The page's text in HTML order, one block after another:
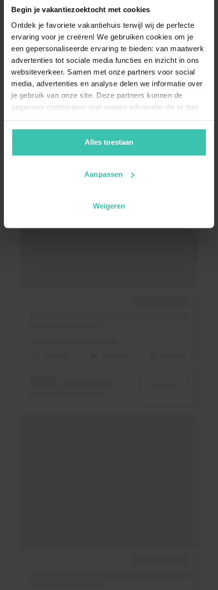
Begin je vakantiezoektocht met cookies
Ontdek je favoriete vakantiehuis terwijl wij de perfecte
ervaring voor je creëren! We gebruiken cookies om je
een gepersonaliseerde ervaring te bieden: van maatwerk
advertenties tot sociale media functies en inzicht in ons
websiteverkeer. Samen met onze partners voor social
media, advertenties en analyse delen we informatie over
je gebruik van onze site. Deze partners kunnen de
gegevens combineren met andere informatie die je met
hen hebt gedeeld of die zij hebben verzameld op basis
van je gebruik van hun diensten. Zo zorgen we ervoor dat
jouw vakantiezoektocht soepel en op maat verloopt!
Alles toestaan
Aanpassen
Weigeren